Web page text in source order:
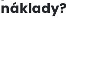
kontaktovať pre viac
náklady?